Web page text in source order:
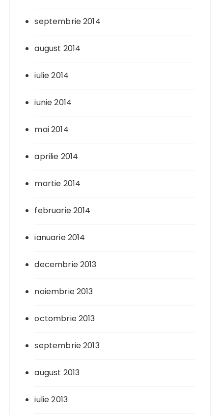
septembrie 2014
august 2014
iulie 2014
iunie 2014
mai 2014
aprilie 2014
martie 2014
februarie 2014
ianuarie 2014
decembrie 2013
noiembrie 2013
octombrie 2013
septembrie 2013
august 2013
iulie 2013